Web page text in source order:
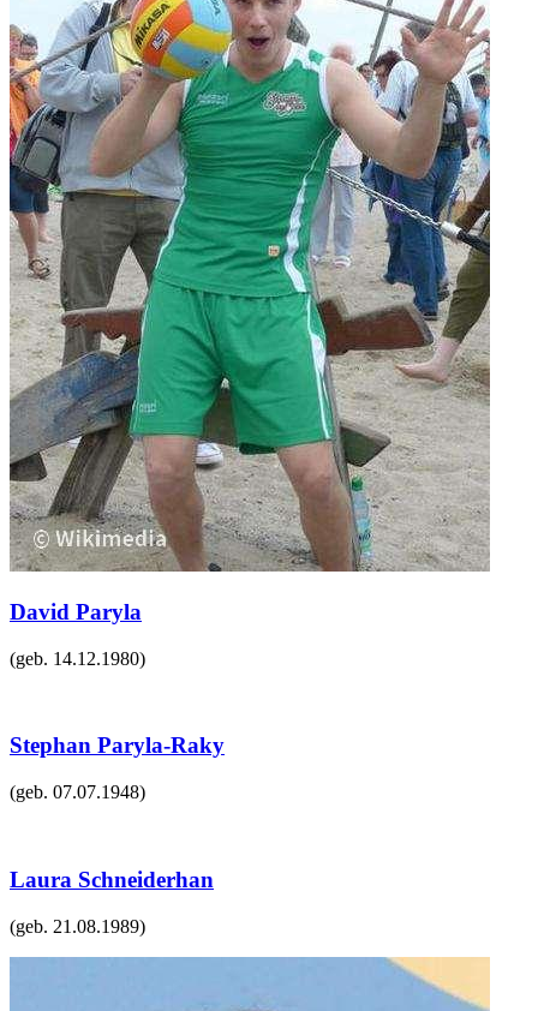
David Paryla
(geb. 14.12.1980)
Stephan Paryla-Raky
(geb. 07.07.1948)
Laura Schneiderhan
(geb. 21.08.1989)